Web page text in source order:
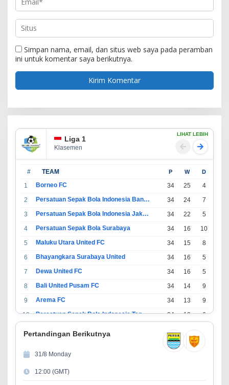
Simpan nama, email, dan situs web saya pada peramban
ini untuk komentar saya berikutnya.
Liga 1
Klasemen
LIHAT LEBIH
# TEAM P W D
1 Borneo FC 34 25 4
2
Persatuan Sepak Bola Indonesia Bandung 34 24 7
3
Persatuan Sepak Bola Indonesia Jakarta 34 22 5
4
Persatuan Sepak Bola Surabaya 34 16 10
5
Maluku Utara United FC 34 15 8
6
Bhayangkara Surabaya United 34 16 5
7
Dewa United FC 34 16 5
8
Bali United Pusam FC 34 14 9
9
Arema FC 34 13 9
10
Persatuan Sepak Bola Indonesia Tangerang 34 13 6
34 11
13
14
Madura United FC
Pertandingan Berikutnya
31/8 Monday
12:00 (GMT)